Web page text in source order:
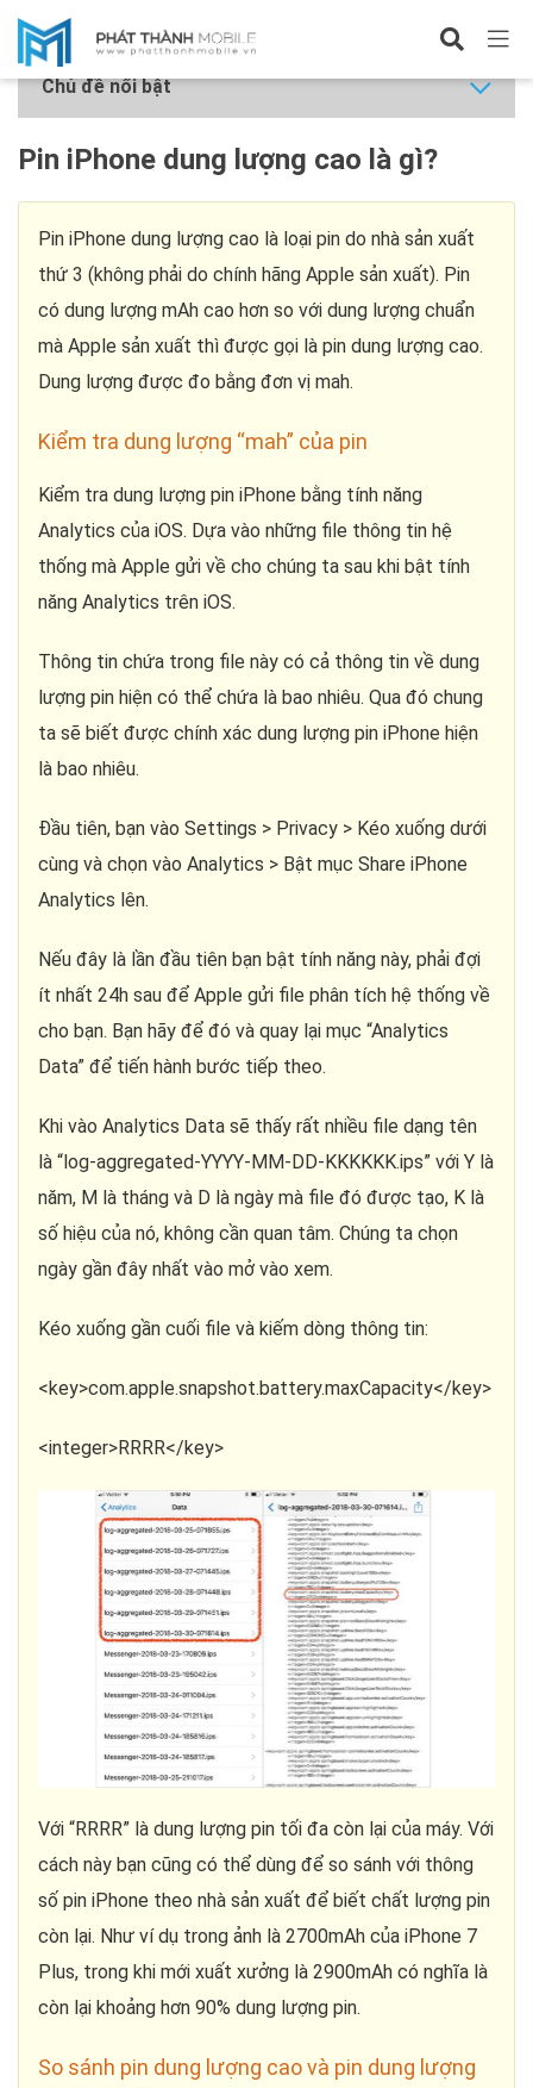
Hỏi về iPhone
Chủ đề nổi bật
Pin iPhone dung lượng cao là gì?
Pin iPhone dung lượng cao là loại pin do nhà sản xuất
thứ 3 (không phải do chính hãng Apple sản xuất). Pin
có dung lượng mAh cao hơn so với dung lượng chuẩn
mà Apple sản xuất thì được gọi là pin dung lượng cao.
Dung lượng được đo bằng đơn vị mah.
Kiểm tra dung lượng “mah” của pin
Kiểm tra dung lượng pin iPhone bằng tính năng
Analytics của iOS. Dựa vào những file thông tin hệ
thống mà Apple gửi về cho chúng ta sau khi bật tính
năng Analytics trên iOS.
Thông tin chứa trong file này có cả thông tin về dung
lượng pin hiện có thể chứa là bao nhiêu. Qua đó chung
ta sẽ biết được chính xác dung lượng pin iPhone hiện
là bao nhiêu.
Đầu tiên, bạn vào Settings > Privacy > Kéo xuống dưới
cùng và chọn vào Analytics > Bật mục Share iPhone
Analytics lên.
Nếu đây là lần đầu tiên bạn bật tính năng này, phải đợi
ít nhất 24h sau để Apple gửi file phân tích hệ thống về
cho bạn. Bạn hãy để đó và quay lại mục “Analytics
Data” để tiến hành bước tiếp theo.
Khi vào Analytics Data sẽ thấy rất nhiều file dạng tên
là “log-aggregated-YYYY-MM-DD-KKKKKK.ips” với Y là
năm, M là tháng và D là ngày mà file đó được tạo, K là
số hiệu của nó, không cần quan tâm. Chúng ta chọn
ngày gần đây nhất vào mở vào xem.
Kéo xuống gần cuối file và kiếm dòng thông tin:
<key>com.apple.snapshot.battery.maxCapacity</key>
<integer>RRRR</key>
Với “RRRR” là dung lượng pin tối đa còn lại của máy. Với
cách này bạn cũng có thể dùng để so sánh với thông
số pin iPhone theo nhà sản xuất để biết chất lượng pin
còn lại. Như ví dụ trong ảnh là 2700mAh của iPhone 7
Plus, trong khi mới xuất xưởng là 2900mAh có nghĩa là
còn lại khoảng hơn 90% dung lượng pin.
So sánh pin dung lượng cao và pin dung lượng